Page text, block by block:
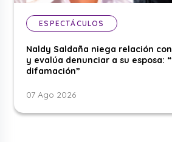
ESPECTÁCULOS
Naldy Saldaña niega relación
y evalúa denunciar a su esposa:
difamación”
07 Ago 2026